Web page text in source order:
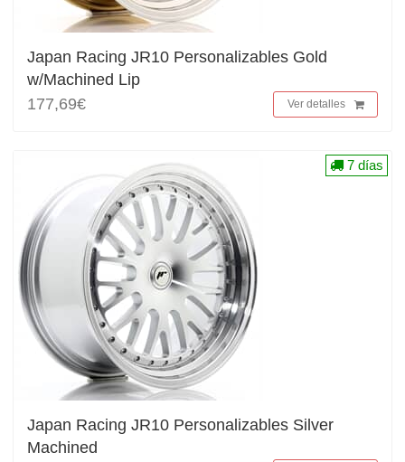
Japan Racing JR10 Personalizables Gold
w/Machined Lip
177,69€
Ver detalles
Japan Racing JR10 Personalizables Silver
Machined
7 días